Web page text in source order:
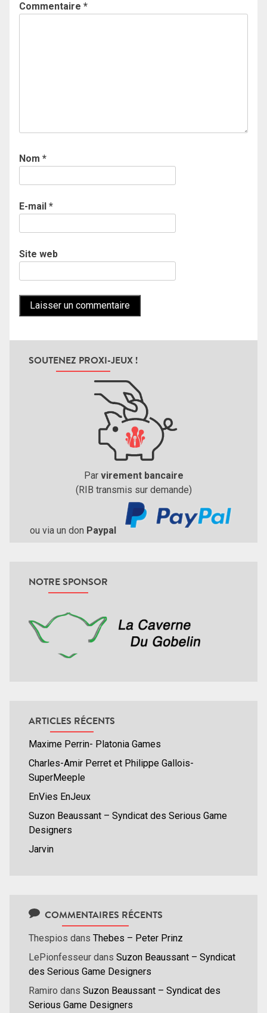
Commentaire *
Nom *
E-mail *
Site web
SOUTENEZ PROXI-JEUX !
Par virement bancaire
(RIB transmis sur demande)
ou via un don Paypal
NOTRE SPONSOR
ARTICLES RÉCENTS
Maxime Perrin- Platonia Games
Charles-Amir Perret et Philippe Gallois-
SuperMeeple
EnVies EnJeux
Suzon Beaussant – Syndicat des Serious Game
Designers
Jarvin
COMMENTAIRES RÉCENTS
Thespios dans Thebes – Peter Prinz
LePionfesseur dans Suzon Beaussant – Syndicat
des Serious Game Designers
Ramiro dans Suzon Beaussant – Syndicat des
Serious Game Designers